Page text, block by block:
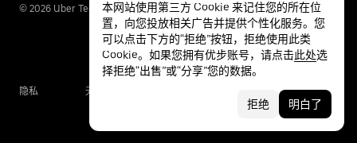
© 2026 Uber Technologies Inc.
隐私 无障碍服务
本网站使用第三方 Cookie 来记住您的所在位
置，向您投放相关广告并提供个性化服务。您
可以点击下方的“拒绝”按钮，拒绝使用此类
Cookie。如果您拥有优步账号，请点击此处选
择拒绝“出售”或“分享”您的数据。
拒绝 明白了